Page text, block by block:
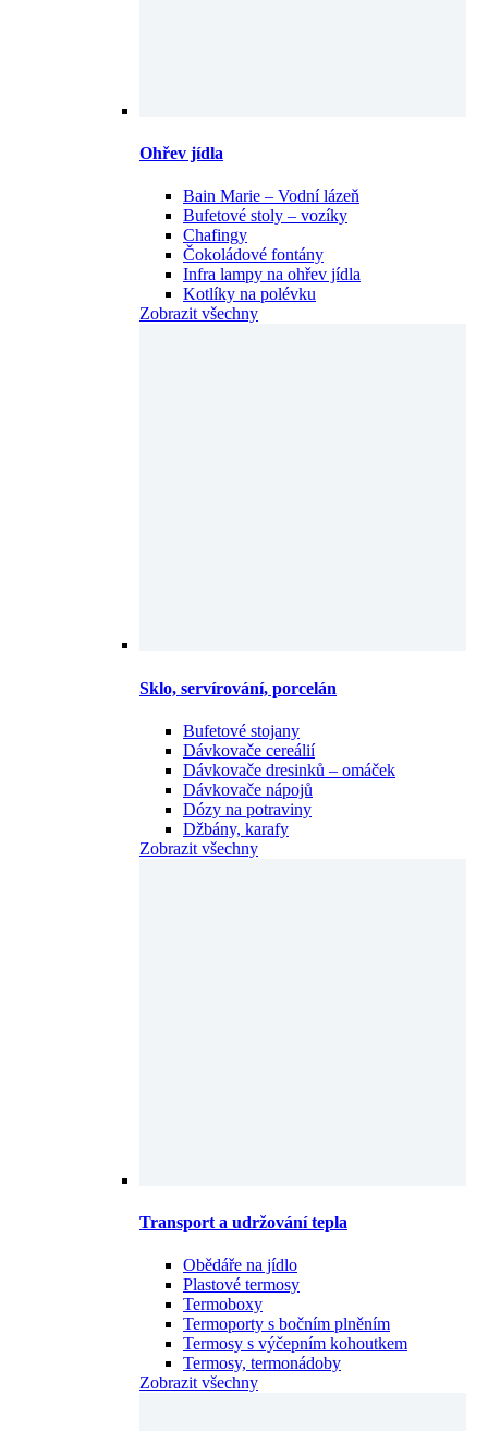
Ohřev jídla
Bain Marie – Vodní lázeň
Bufetové stoly – vozíky
Chafingy
Čokoládové fontány
Infra lampy na ohřev jídla
Kotlíky na polévku
Zobrazit všechny
Sklo, servírování, porcelán
Bufetové stojany
Dávkovače cereálií
Dávkovače dresinků – omáček
Dávkovače nápojů
Dózy na potraviny
Džbány, karafy
Zobrazit všechny
Transport a udržování tepla
Obědáře na jídlo
Plastové termosy
Termoboxy
Termoporty s bočním plněním
Termosy s výčepním kohoutkem
Termosy, termonádoby
Zobrazit všechny